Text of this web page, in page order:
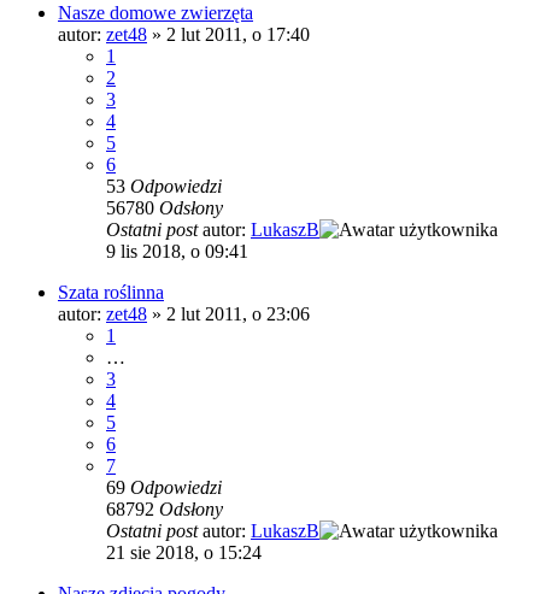
Nasze domowe zwierzęta
autor: zet48 » 2 lut 2011, o 17:40
1
2
3
4
5
6
53 Odpowiedzi
56780 Odsłony
Ostatni postautor: LukaszB
9 lis 2018, o 09:41
Szata roślinna
autor: zet48 » 2 lut 2011, o 23:06
1
…
3
4
5
6
7
69 Odpowiedzi
68792 Odsłony
Ostatni postautor: LukaszB
21 sie 2018, o 15:24